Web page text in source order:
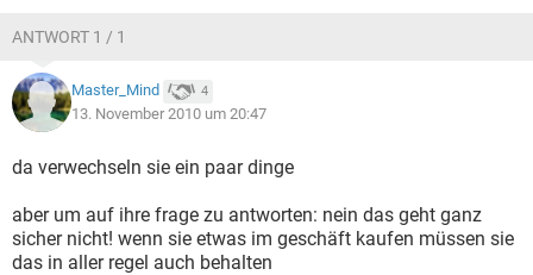
ANTWORT 1 / 1
Master_Mind 4
13. November 2010 um 20:47
da verwechseln sie ein paar dinge
aber um auf ihre frage zu antworten: nein das geht ganz
sicher nicht! wenn sie etwas im geschäft kaufen müssen sie
das in aller regel auch behalten